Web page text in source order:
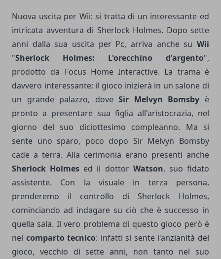
Nuova uscita per Wii: si tratta di un interessante ed
intricata avventura di Sherlock Holmes. Dopo sette
anni dalla sua uscita per Pc, arriva anche su Wii
"Sherlock Holmes: L'orecchino d'argento",
prodotto da Focus Home Interactive. La trama è
davvero interessante: il gioco inizierà in un salone di
un grande palazzo, doveSir Melvyn Bomsby è
pronto a presentare sua figlia all'aristocrazia, nel
giorno del suo diciottesimo compleanno. Ma si
sente uno sparo, poco dopo Sir Melvyn Bomsby
cade a terra. Alla cerimonia erano presenti anche
Sherlock Holmes ed il dottor Watson, suo fidato
assistente. Con la visuale in terza persona,
prenderemo il controllo di Sherlock Holmes,
cominciando ad indagare su ciò che è successo in
quella sala. Il vero problema di questo gioco però è
nel comparto tecnico: infatti si sente l'anzianità del
gioco, vecchio di sette anni, non tanto nel suo